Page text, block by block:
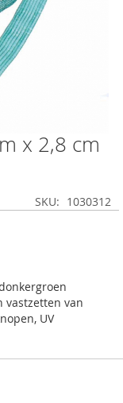
x 2,8 cm
SKU 1030312
vastzetten van
UV